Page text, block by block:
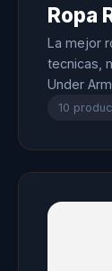
Ropa
La mejor
tecnicas,
Under
10